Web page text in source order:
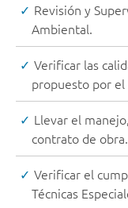
Revisión y
Ambiental.
Verificar las
propuesto por
Llevar el
contrato de obra.
Verificar el
Técnicas